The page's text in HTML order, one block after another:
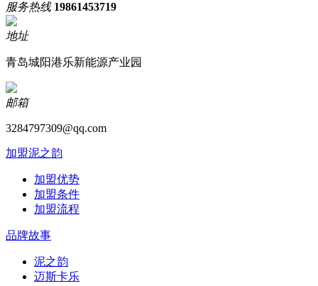
服务热线 19861453719
地址
青岛城阳港乐新能源产业园
邮箱
3284797309@qq.com
加盟泥之韵
加盟优势
加盟条件
加盟流程
品牌故事
泥之韵
迈斯卡乐